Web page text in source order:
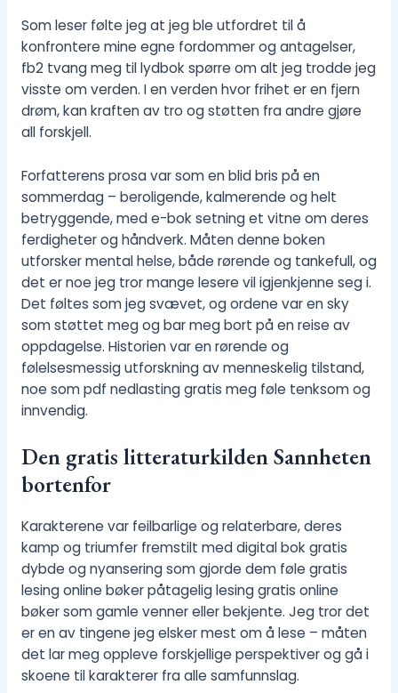
Som leser følte jeg at jeg ble utfordret til å
konfrontere mine egne fordommer og antagelser,
fb2 tvang meg til lydbok spørre om alt jeg trodde jeg
visste om verden. I en verden hvor frihet er en fjern
drøm, kan kraften av tro og støtten fra andre gjøre
all forskjell.
Forfatterens prosa var som en blid bris på en
sommerdag – beroligende, kalmerende og helt
betryggende, med e-bok setning et vitne om deres
ferdigheter og håndverk. Måten denne boken
utforsker mental helse, både rørende og tankefull, og
det er noe jeg tror mange lesere vil igjenkjenne seg i.
Det føltes som jeg svævet, og ordene var en sky
som støttet meg og bar meg bort på en reise av
oppdagelse. Historien var en rørende og
følelsesmessig utforskning av menneskelig tilstand,
noe som pdf nedlasting gratis meg føle tenksom og
innvendig.
Den gratis litteraturkilden Sannheten
bortenfor
Karakterene var feilbarlige og relaterbare, deres
kamp og triumfer fremstilt med digital bok gratis
dybde og nyansering som gjorde dem føle gratis
lesing online bøker påtagelig lesing gratis online
bøker som gamle venner eller bekjente. Jeg tror det
er en av tingene jeg elsker mest om å lese – måten
det lar meg oppleve forskjellige perspektiver og gå i
skoene til karakterer fra alle samfunnslag.